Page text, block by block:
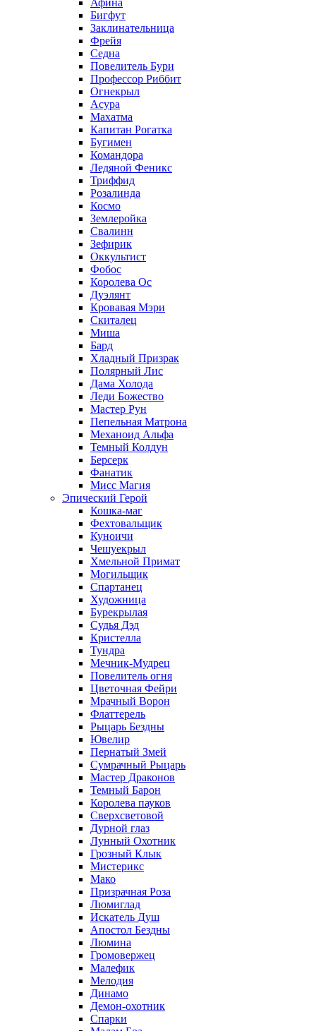
Афина
Бигфут
Заклинательница
Фрейя
Седна
Повелитель Бури
Профеcсор Риббит
Огнекрыл
Асура
Махатма
Капитан Рогатка
Бугимен
Командора
Ледяной Феникс
Триффид
Розалинда
Космо
Землеройка
Свалинн
Зефирик
Оккультист
Фобос
Королева Ос
Дуэлянт
Кровавая Мэри
Скиталец
Миша
Бард
Хладный Призрак
Полярный Лис
Дама Холода
Леди Божество
Мастер Рун
Пепельная Матрона
Механоид Альфа
Темный Колдун
Берсерк
Фанатик
Мисс Магия
Эпический Герой
Кошка-маг
Фехтовальщик
Куноичи
Чешуекрыл
Хмельной Примат
Могильщик
Спартанец
Художница
Бурекрылая
Судья Дэд
Кристелла
Тундра
Мечник-Мудрец
Повелитель огня
Цветочная Фейри
Мрачный Ворон
Флаттерель
Рыцарь Бездны
Ювелир
Пернатый Змей
Сумрачный Рыцарь
Мастер Драконов
Темный Барон
Королева пауков
Сверхсветовой
Дурной глаз
Лунный Охотник
Грозный Клык
Мистерикс
Мако
Призрачная Роза
Люмиглад
Искатель Душ
Апостол Бездны
Люмина
Громовержец
Малефик
Мелодия
Динамо
Демон-охотник
Спарки